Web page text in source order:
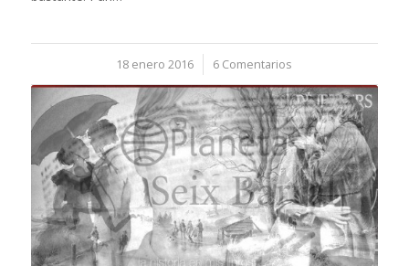
18 enero 2016
/ 6 Comentarios